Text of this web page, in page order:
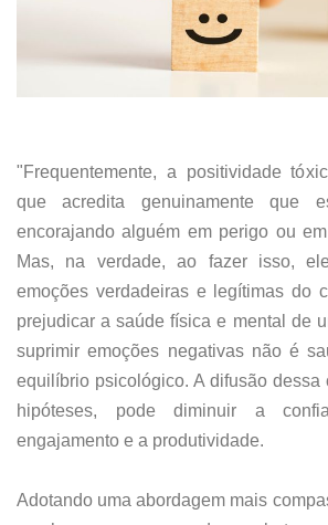
"Frequentemente, a positividade
que acredita genuinamente que
encorajando alguém em perigo ou
Mas, na verdade, ao fazer isso,
emoções verdadeiras e legítimas do
prejudicar a saúde física e mental de
suprimir emoções negativas não é
equilíbrio psicológico. A difusão dessa
hipóteses, pode diminuir a
engajamento e a produtividade.
Adotando uma abordagem mais